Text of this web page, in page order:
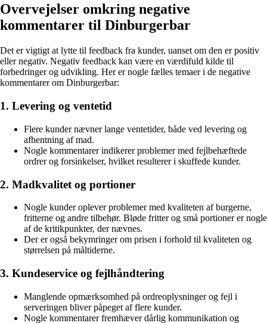
Overvejelser omkring negative
kommentarer til Dinburgerbar
Det er vigtigt at lytte til feedback fra kunder, uanset om den er positiv
eller negativ. Negativ feedback kan være en værdifuld kilde til
forbedringer og udvikling. Her er nogle fælles temaer i de negative
kommentarer om Dinburgerbar:
1. Levering og ventetid
Flere kunder nævner lange ventetider, både ved levering og
afhentning af mad.
Nogle kommentarer indikerer problemer med fejlbehæftede
ordrer og forsinkelser, hvilket resulterer i skuffede kunder.
2. Madkvalitet og portioner
Nogle kunder oplever problemer med kvaliteten af burgerne,
fritterne og andre tilbehør. Bløde fritter og små portioner er nogle
af de kritikpunkter, der nævnes.
Der er også bekymringer om prisen i forhold til kvaliteten og
størrelsen på måltiderne.
3. Kundeservice og fejlhåndtering
Manglende opmærksomhed på ordreoplysninger og fejl i
serveringen bliver påpeget af flere kunder.
Nogle kommentarer fremhæver dårlig kommunikation og